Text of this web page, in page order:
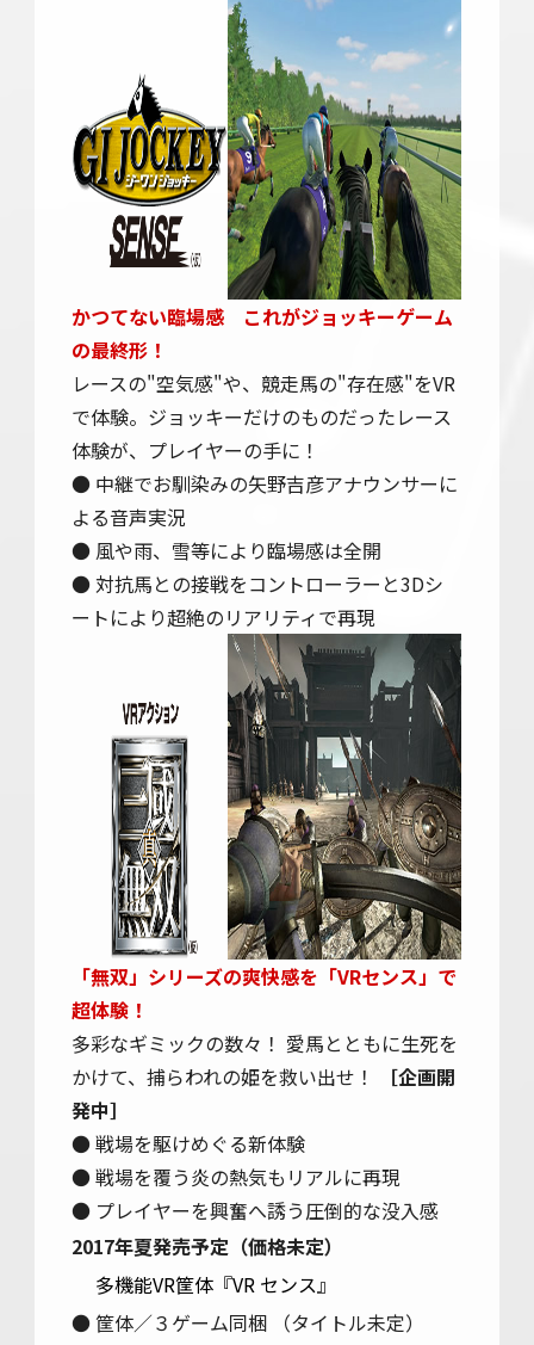
かつてない臨場感 これがジョッキーゲーム
の最終形！
レースの"空気感"や、競走馬の"存在感"をVR
で体験。ジョッキーだけのものだったレース
体験が、プレイヤーの手に！
● 中継でお馴染みの矢野吉彦アナウンサーに
よる音声実況
● 風や雨、雪等により臨場感は全開
● 対抗馬との接戦をコントローラーと3Dシ
ートにより超絶のリアリティで再現
「無双」シリーズの爽快感を「VRセンス」で
超体験！
多彩なギミックの数々！ 愛馬とともに生死を
かけて、捕らわれの姫を救い出せ！
［企画開
発中］
● 戦場を駆けめぐる新体験
● 戦場を覆う炎の熱気もリアルに再現
● プレイヤーを興奮へ誘う圧倒的な没入感
2017年夏発売予定（価格未定）
多機能VR筐体『VR センス』
● 筐体／３ゲーム同梱 （タイトル未定）